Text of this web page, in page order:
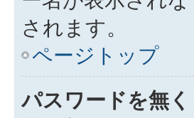
されます。
ページトップ
パスワードを無